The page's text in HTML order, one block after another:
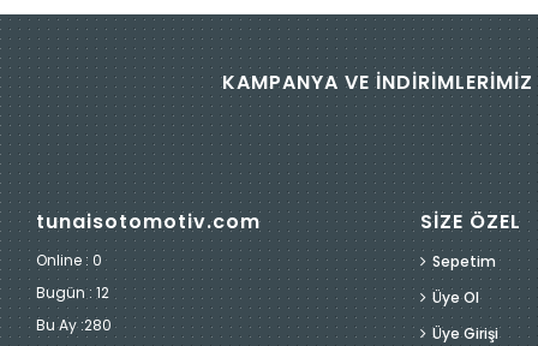
KAMPANYA VE
tunaisotomotiv.com
Online : 0
Bugün : 12
Bu Ay :280
SİZE ÖZEL
Sepetim
Üye Ol
Üye Girişi